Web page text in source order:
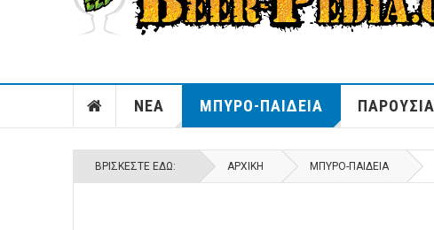
ΝΕΑ ΜΠΥΡΟ-ΠΑΙΔΕΙΑ
ΒΡΊΣΚΕΣΤΕ ΕΔΏ: ΑΡΧΙΚΉ ΜΠΥΡΟ-ΠΑΙΔΕΙΑ